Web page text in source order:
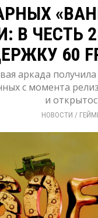
В ЧЕСТЬ
60
аркада
с момента
и
НОВОСТИ /